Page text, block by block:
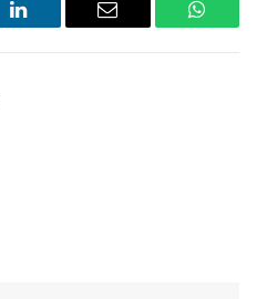
LinkedIn
E-